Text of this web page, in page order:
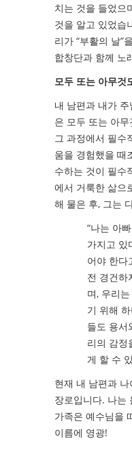
치는 것을 들었으
것을 알고 있었습
리가 “부활의 날”
합창단과 함께 노
모두 또는 아무것
내 남편과 내가
은 모두 또는 아
그 과정에서 필수
움을 경험했을 때
수하는 것이 필수
에서 거룩한 삶으
해 물은 후, 그는
“나는 아
가지고 있
어야 한다
전 경건하
며, 우리
기 위해
들도 용서
리의 감정
게 할 수
현재 내 남편과
장로입니다. 나는
가족은 예수님을
이름에 영광!